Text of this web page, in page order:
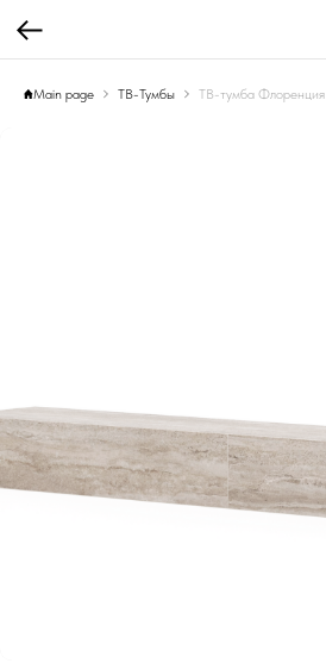
Main page ТВ-Тумбы ТВ-тумба Флоренция